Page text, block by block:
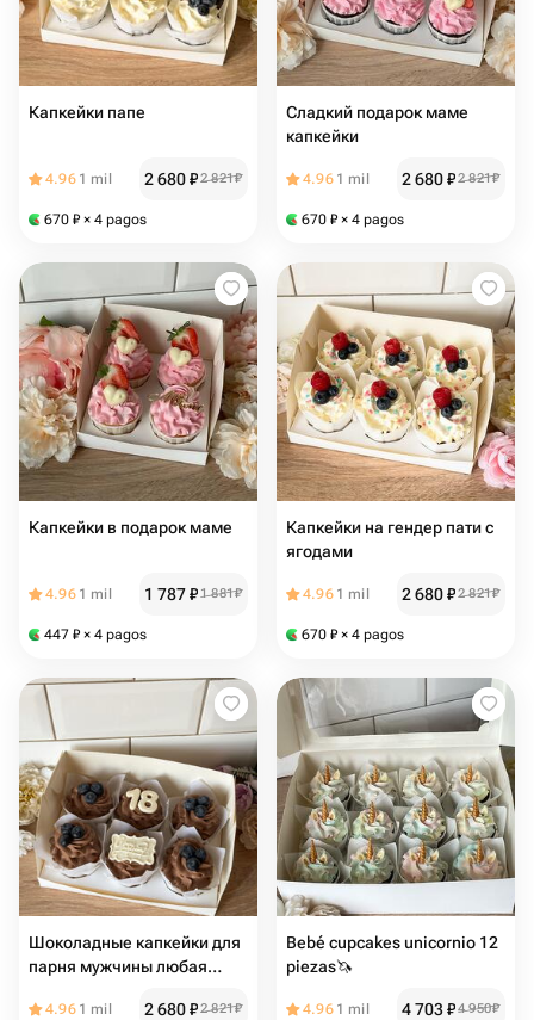
Капкейки папе
4.96 1 mil 2 680₽2 821₽
670 ₽ × 4 pagos
Сладкий подарок маме
капкейки
4.96 1 mil 2 680₽2 821₽
670 ₽ × 4 pagos
Капкейки в подарок маме
4.96 1 mil 1 787₽1 881₽
447 ₽ × 4 pagos
Капкейки на гендер пати с
ягодами
4.96 1 mil 2 680₽2 821₽
670 ₽ × 4 pagos
Шоколадные капкейки для
парня мужчины любая
4.96 1 mil 2 680₽2 821₽
Bebé cupcakes unicornio 12
piezas🦄
4.96 1 mil 4 703₽4 950₽